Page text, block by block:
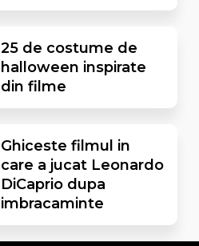
25 de costume de
halloween inspirate
din filme
Ghiceste filmul in
care a jucat Leonardo
DiCaprio dupa
imbracaminte